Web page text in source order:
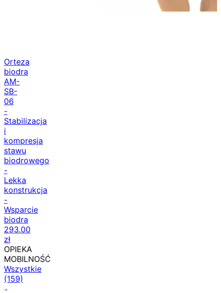
Orteza
biodra
AM-
SB-
06
-
Stabilizacja
i
kompresja
stawu
biodrowego
-
Lekka
konstrukcja
-
Wsparcie
biodra
293.00
zł
OPIEKA
MOBILNOŚĆ
Wszystkie
(159)